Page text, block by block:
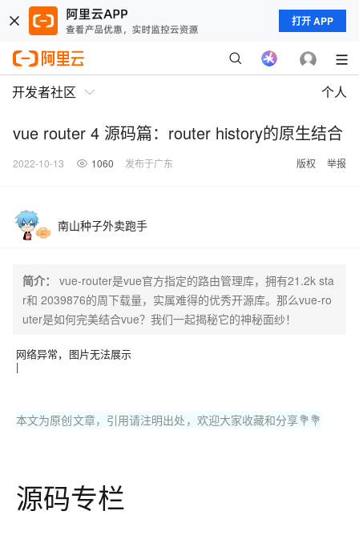
打开 APP
开发者社区 个人
vue router 4 源码篇：router history的原生结合
2022-10-13 1060 发布于广东 版权 举报
南山种子外卖跑手
简介：
vue-router是vue官方指定的路由管理库，拥有21.2k sta
r和 2039876的周下载量，实属难得的优秀开源库。那么vue-ro
uter是如何完美结合vue？我们一起揭秘它的神秘面纱！
网络异常，图片无法展示
|
本文为原创文章，引用请注明出处，欢迎大家收藏和分享💐💐
源码专栏